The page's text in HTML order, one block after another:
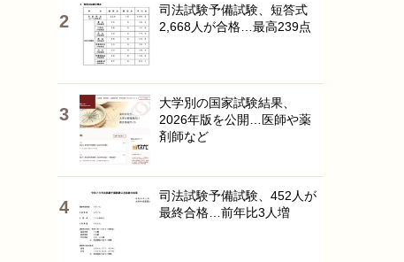
司法試験予備試験、短答式
2,668人が合格…最高239点
大学別の国家試験結果、
2026年版を公開…医師や薬
剤師など
司法試験予備試験、452人が
最終合格…前年比3人増